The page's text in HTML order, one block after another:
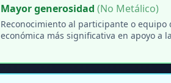
Mayor generosidad (No Metálico)
Reconocimiento al participante o
económica más significativa en apoyo a